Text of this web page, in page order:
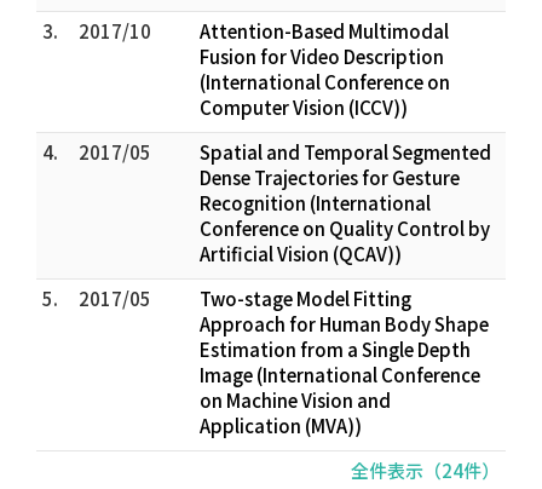
3.
2017/10
Attention-Based Multimodal
Fusion for Video Description
(International Conference on
Computer Vision (ICCV))
4.
2017/05
Spatial and Temporal Segmented
Dense Trajectories for Gesture
Recognition (International
Conference on Quality Control by
Artificial Vision (QCAV))
5.
2017/05
Two-stage Model Fitting
Approach for Human Body Shape
Estimation from a Single Depth
Image (International Conference
on Machine Vision and
Application (MVA))
全件表示（24件）